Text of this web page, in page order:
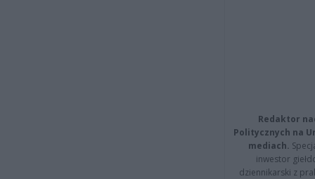
Redaktor
Politycznych na
mediach.
inwestor
dziennikarski z